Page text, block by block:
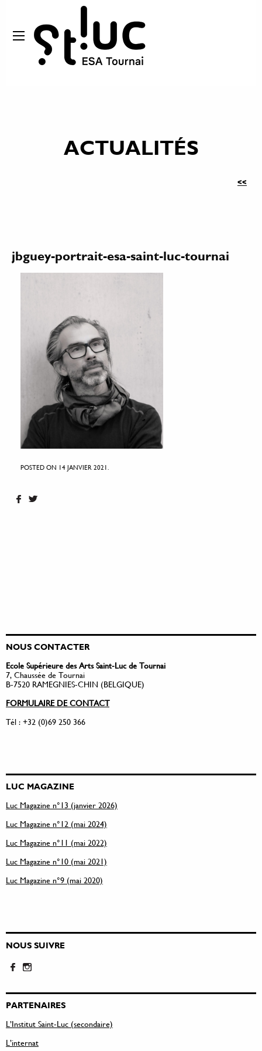
ACTUALITÉS
<<
jbguey-portrait-esa-saint-luc-tournai
POSTED ON 14 JANVIER 2021.
NOUS CONTACTER
Ecole Supérieure des Arts Saint-Luc de Tournai
7, Chaussée de Tournai
B-7520 RAMEGNIES-CHIN (BELGIQUE)
FORMULAIRE DE CONTACT
Tél : +32 (0)69 250 366
LUC MAGAZINE
Luc Magazine n°13 (janvier 2026)
Luc Magazine n°12 (mai 2024)
Luc Magazine n°11 (mai 2022)
Luc Magazine n°10 (mai 2021)
Luc Magazine n°9 (mai 2020)
NOUS SUIVRE
PARTENAIRES
L’Institut Saint-Luc (secondaire)
L’internat